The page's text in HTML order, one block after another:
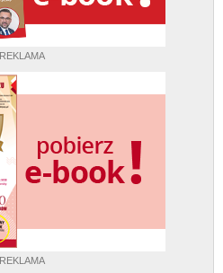
REKLAMA
REKLAMA